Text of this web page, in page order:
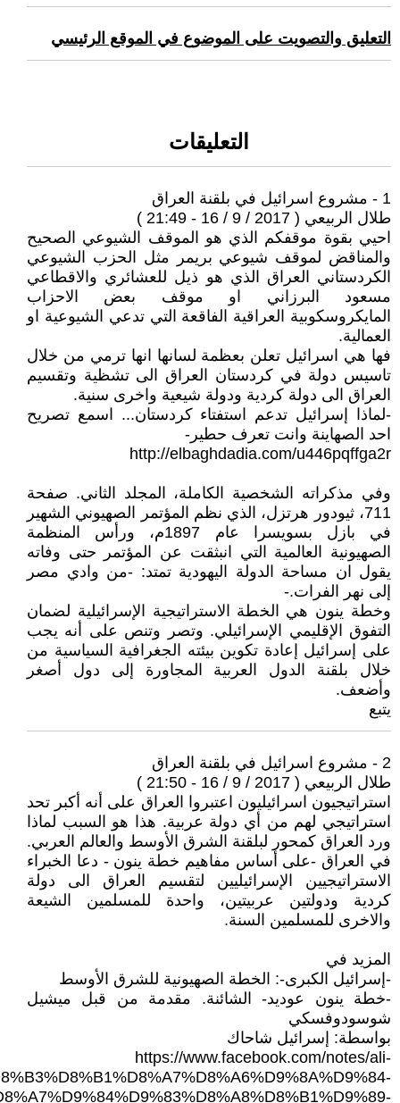
التعليق والتصويت على الموضوع في الموقع الرئيسي
التعليقات
1 - مشروع اسرائيل في بلقنة العراق
طلال الربيعي ( 2017 / 9 / 16 - 21:49 )
احيي بقوة موقفكم الذي هو الموقف الشيوعي الصحيح
والمناقض لموقف شيوعي بريمر مثل الحزب الشيوعي
الكردستاني العراق الذي هو ذيل للعشائري والاقطاعي
مسعود البرزاني او موقف بعض الاحزاب
المايكروسكوبية العراقية الفاقعة التي تدعي الشيوعية او
العمالية.
فها هي اسرائيل تعلن بعظمة لسانها انها ترمي من خلال
تاسيس دولة في كردستان العراق الى تشظية وتقسيم
العراق الى دولة كردية ودولة شيعية واخرى سنية.
-لماذا إسرائيل تدعم استفتاء كردستان... اسمع تصريح
احد الصهاينة وانت تعرف حطير-
http://elbaghdadia.com/u446pqffga2r
وفي مذكراته الشخصية الكاملة، المجلد الثاني. صفحة
711، ثيودور هرتزل، الذي نظم المؤتمر الصهيوني الشهير
في بازل بسويسرا عام 1897م، ورأس المنظمة
الصهيونية العالمية التي انبثقت عن المؤتمر حتى وفاته
يقول ان مساحة الدولة اليهودية تمتد: -من وادي مصر
إلى نهر الفرات.-
وخطة ينون هي الخطة الاستراتيجية الإسرائيلية لضمان
التفوق الإقليمي الإسرائيلي. وتصر وتنص على أنه يجب
على إسرائيل إعادة تكوين بيئته الجغرافية السياسية من
خلال بلقنة الدول العربية المجاورة إلى دول أصغر
وأضعف.
يتبع
2 - مشروع اسرائيل في بلقنة العراق
طلال الربيعي ( 2017 / 9 / 16 - 21:50 )
استراتيجيون اسرائيليون اعتبروا العراق على أنه أكبر تحد
استراتيجي لهم من أي دولة عربية. هذا هو السبب لماذا
ورد العراق كمحور لبلقنة الشرق الأوسط والعالم العربي.
في العراق -على أساس مفاهيم خطة ينون - دعا الخبراء
الاستراتيجيين الإسرائيليين لتقسيم العراق الى دولة
كردية ودولتين عربيتين، واحدة للمسلمين الشيعة
والاخرى للمسلمين السنة.
المزيد في
-إسرائيل الكبرى-: الخطة الصهيونية للشرق الأوسط
-خطة ينون عوديد- الشائنة. مقدمة من قبل ميشيل
شوسودوفسكي
بواسطة: إسرائيل شاحاك
https://www.facebook.com/notes/ali-